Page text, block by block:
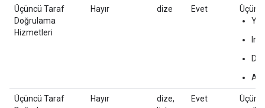
Üçüncü Taraf
Doğrulama
Hizmetleri
Hayır dize Evet
Yok
Üçüncü Taraf
Hayır
dize,
Evet